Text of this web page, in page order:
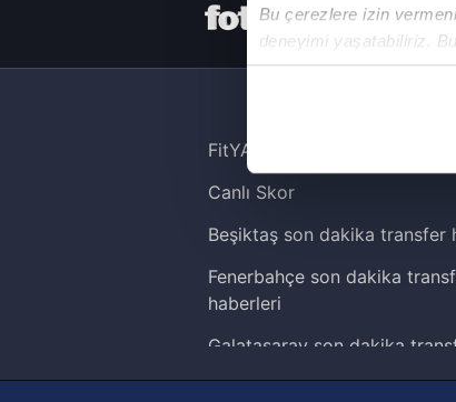
Bu çerezlere izin
deneyimi yaşatabiliriz.
içerikleri sunabilmek
Her halükârda,
Sizlere daha iyi bir
çerezler vasıtasıyla
amacıyla
reklam/pazarlama
Çerezlere ilişkin
HER
FitYAŞA
Canlı Skor
Beşiktaş son dakika transfer
Fenerbahçe son dakika
haberleri
Galatasaray son dakika